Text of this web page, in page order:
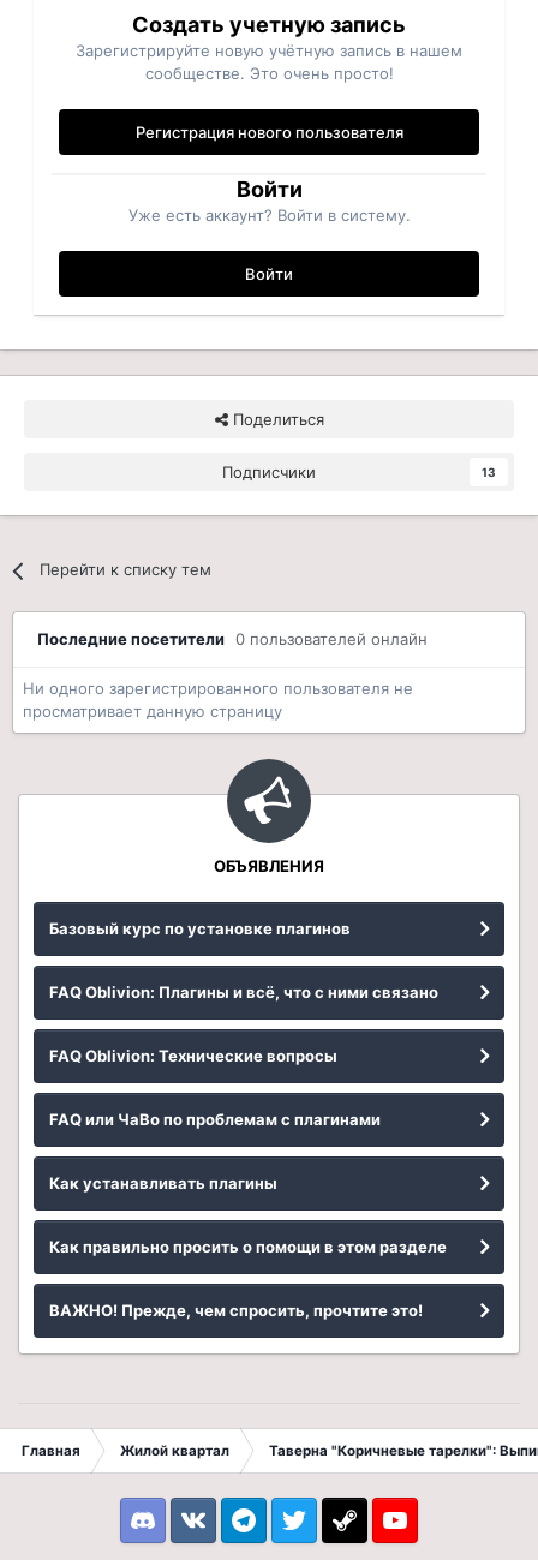
Создать учетную запись
Зарегистрируйте новую учётную запись в нашем
сообществе. Это очень просто!
Регистрация нового пользователя
Войти
Уже есть аккаунт? Войти в систему.
Войти
Поделиться
Подписчики 13
Перейти к списку тем
Последние посетители 0 пользователей онлайн
Ни одного зарегистрированного пользователя не
просматривает данную страницу
ОБЪЯВЛЕНИЯ
Базовый курс по установке плагинов
FAQ Oblivion: Плагины и всё, что с ними связано
FAQ Oblivion: Технические вопросы
FAQ или ЧаВо по проблемам с плагинами
Как устанавливать плагины
Как правильно просить о помощи в этом разделе
ВАЖНО! Прежде, чем спросить, прочтите это!
Главная Жилой квартал Таверна "Коричневые тарелки":
DiscordVK TelegramTwitter Steam Youtube